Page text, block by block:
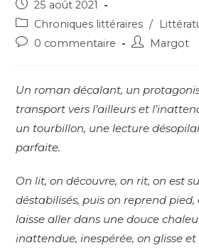
Post
published:
25 août 2021
Post
category:
Chroniques littéraires /
Post0 commentaire
PostMargot
Un roman décalant, un
transport vers l’ailleurs et
un tourbillon, une lecture
parfaite.
On lit, on découvre, on rit, on est
déstabilisés, puis on reprend pied,
laisse aller dans une douce
inattendue, inespérée, on glisse et